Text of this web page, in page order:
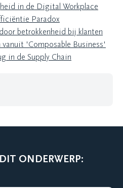
in de Digital Workplace
Paradox
betrokkenheid bij klanten
vanuit 'Composable Business'
in de Supply Chain
ONDERWERP: